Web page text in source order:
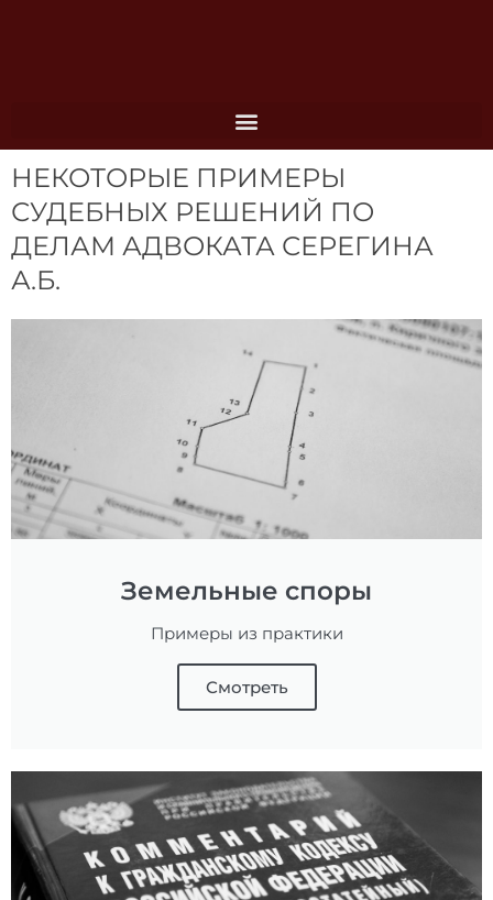
НЕКОТОРЫЕ ПРИМЕРЫ
СУДЕБНЫХ РЕШЕНИЙ ПО
ДЕЛАМ АДВОКАТА СЕРЕГИНА
А.Б.
Земельные споры
Примеры из практики
Смотреть